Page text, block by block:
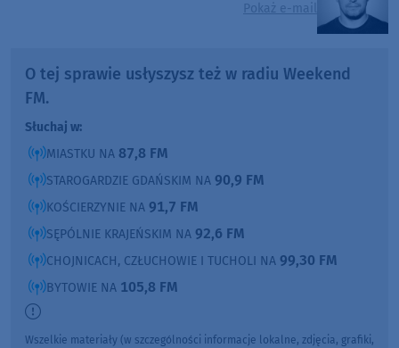
Pokaż e-mail
O tej sprawie usłyszysz też w radiu Weekend
FM.
Słuchaj w:
MIASTKU NA 87,8 FM
STAROGARDZIE GDAŃSKIM NA 90,9 FM
KOŚCIERZYNIE NA 91,7 FM
SĘPÓLNIE KRAJEŃSKIM NA 92,6 FM
CHOJNICACH, CZŁUCHOWIE I TUCHOLI NA 99,30 FM
BYTOWIE NA 105,8 FM
Wszelkie materiały (w szczególności informacje lokalne, zdjęcia, grafiki,